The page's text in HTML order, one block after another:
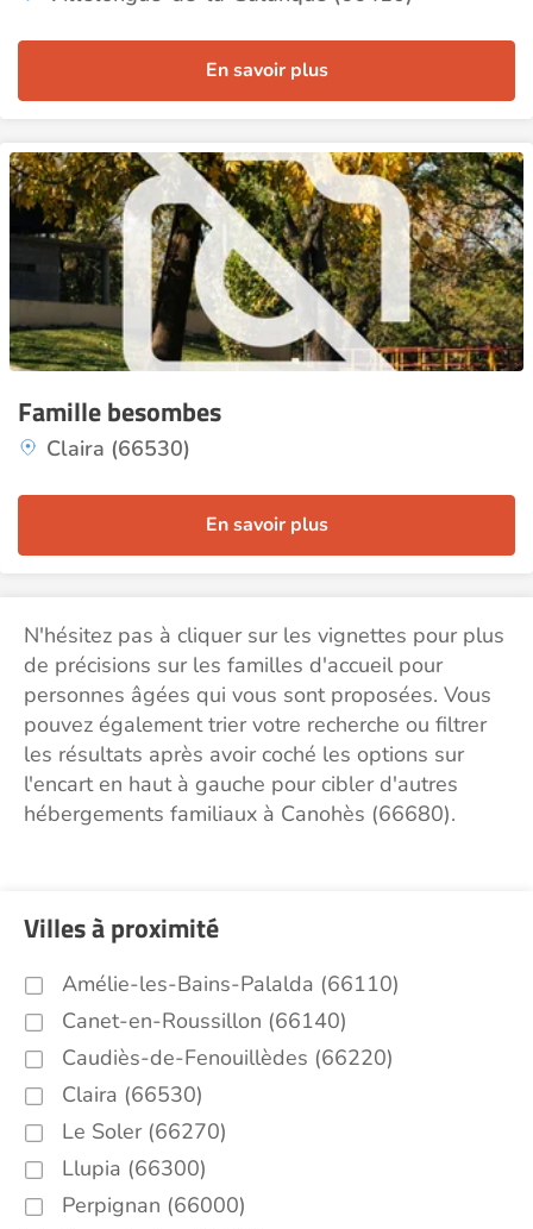
En savoir plus
Famille besombes
Claira (66530)
En savoir plus
N'hésitez pas à cliquer sur les vignettes pour plus
de précisions sur les familles d'accueil pour
personnes âgées qui vous sont proposées. Vous
pouvez également trier votre recherche ou filtrer
les résultats après avoir coché les options sur
l'encart en haut à gauche pour cibler d'autres
hébergements familiaux à Canohès (66680).
Villes à proximité
Amélie-les-Bains-Palalda (66110)
Canet-en-Roussillon (66140)
Caudiès-de-Fenouillèdes (66220)
Claira (66530)
Le Soler (66270)
Llupia (66300)
Perpignan (66000)